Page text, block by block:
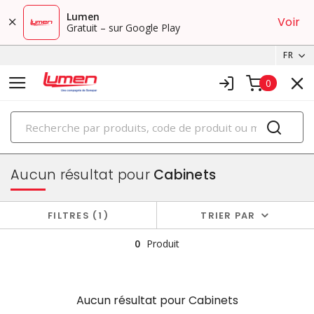
Lumen
Gratuit – sur Google Play
Voir
FR
0
PRODUITS
boîtiers et cabinets
Aucun résultat pourCabinets
FILTRES 1 TRIER PAR
0 Produit
Aucun résultat pourCabinets